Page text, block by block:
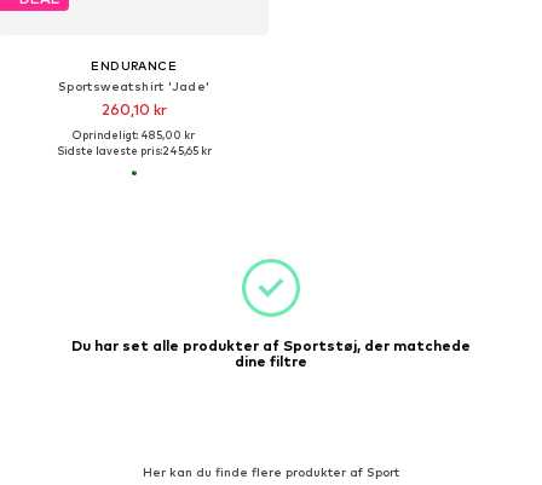
ENDURANCE
Sportsweatshirt 'Jade'
260,10 kr
Oprindeligt: 485,00 kr
Sidste laveste pris:245,65 kr
Du har set alle produkter af Sportstøj, der matchede
dine filtre
Her kan du finde flere produkter af Sport